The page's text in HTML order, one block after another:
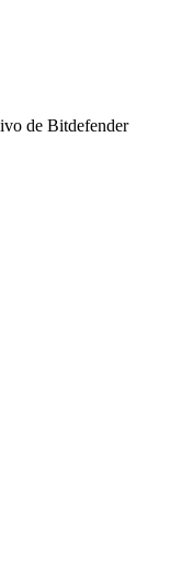
de Bitdefender